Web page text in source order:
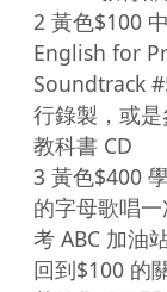
2 黃色$100
English for
Soundtrack
行錄製，或
教科書 CD
3 黃色$400
的字母歌唱
考 ABC 加油
回到$100 的